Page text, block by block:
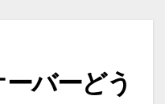
バーどう